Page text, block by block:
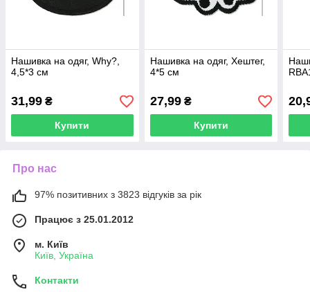
Нашивка на одяг, Why?,
4,5*3 см
31,99 ₴
Купити
Нашивка на одяг, Хештег,
4*5 см
27,99₴
Купити
Про нас
97% позитивних з 3823 відгуків за рік
Працює з 25.01.2012
м. Київ
Київ, Україна
Контакти